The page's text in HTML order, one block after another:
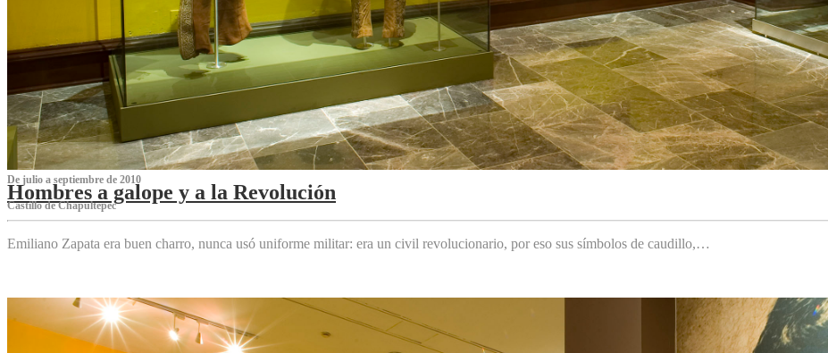
De julio a septiembre de 2010
Hombres a galope y a la Revolución
Castillo de Chapultepec
Emiliano Zapata era buen charro, nunca usó uniforme militar: era un civil revolucionario, por eso sus símbolos de caudillo,…